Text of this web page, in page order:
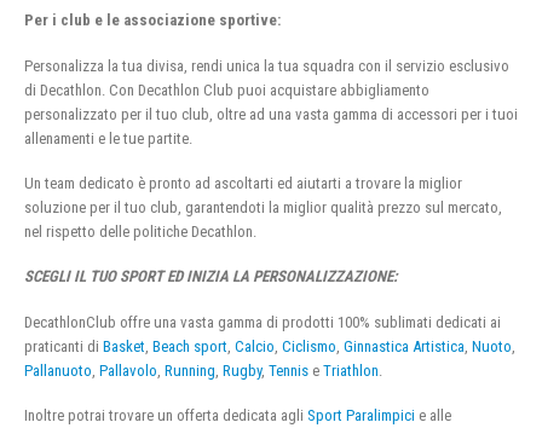
Per i club e le associazione sportive:
Personalizza la tua divisa, rendi unica la tua squadra con il servizio esclusivo
di Decathlon. Con Decathlon Club puoi acquistare abbigliamento
personalizzato per il tuo club, oltre ad una vasta gamma di accessori per i tuoi
allenamenti e le tue partite.
Un team dedicato è pronto ad ascoltarti ed aiutarti a trovare la miglior
soluzione per il tuo club, garantendoti la miglior qualità prezzo sul mercato,
nel rispetto delle politiche Decathlon.
SCEGLI IL TUO SPORT ED INIZIA LA PERSONALIZZAZIONE:
DecathlonClub offre una vasta gamma di prodotti 100% sublimati dedicati ai
praticanti di Basket Beach sport Calcio Ciclismo Ginnastica Artistica Nuoto
Pallanuoto Pallavolo Running Rugby, Tennis e Triathlon
Inoltre potrai trovare un offerta dedicata agli Sport Paralimpici e alle